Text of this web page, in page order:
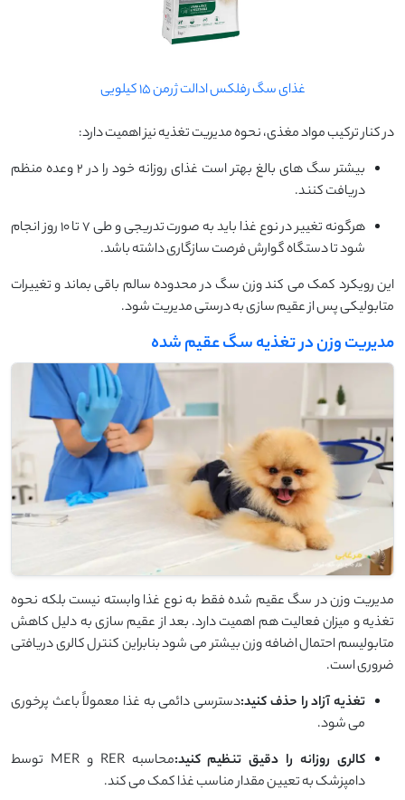
غذای سگ رفلکس ادالت ژرمن 15 کیلویی
در کنار ترکیب مواد مغذی، نحوه مدیریت تغذیه نیز اهمیت دارد:
بیشتر سگ های بالغ بهتر است غذای روزانه خود را در ۲ وعده منظم
دریافت کنند.
هرگونه تغییر در نوع غذا باید به صورت تدریجی و طی ۷ تا ۱۰ روز انجام
شود تا دستگاه گوارش فرصت سازگاری داشته باشد.
این رویکرد کمک می کند وزن سگ در محدوده سالم باقی بماند و تغییرات
متابولیکی پس از عقیم سازی به درستی مدیریت شود.
مدیریت وزن در تغذیه سگ عقیم شده
مدیریت وزن در سگ عقیم شده فقط به نوع غذا وابسته نیست بلکه نحوه
تغذیه و میزان فعالیت هم اهمیت دارد. بعد از عقیم سازی به دلیل کاهش
متابولیسم احتمال اضافه وزن بیشتر می شود بنابراین کنترل کالری دریافتی
ضروری است.
تغذیه آزاد را حذف کنید:دسترسی دائمی به غذا معمولاً باعث پرخوری
می شود.
کالری روزانه را دقیق تنظیم کنید:
محاسبه RER و MER توسط
دامپزشک به تعیین مقدار مناسب غذا کمک می کند.